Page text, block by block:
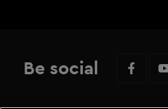
Be social